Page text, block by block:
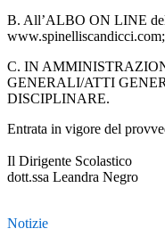
B. All’ALBO ON LINE del
www.spinelliscandicci.com;
C. IN
GENERALI/ATTI
DISCIPLINARE.
Entrata in vigore del
Il Dirigente Scolastico
dott.ssa Leandra Negro
Notizie